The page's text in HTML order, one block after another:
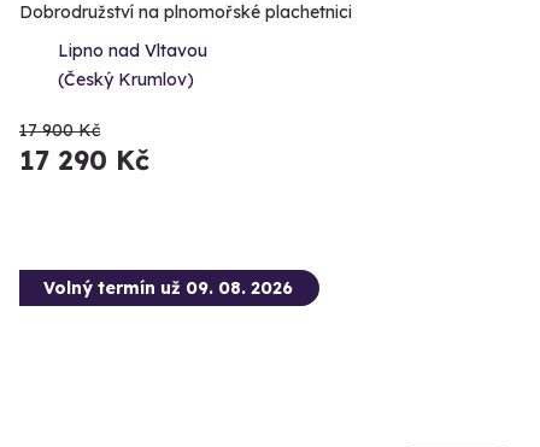
Dobrodružství na plnomořské plachetnici
Lipno nad Vltavou
(Český Krumlov)
17 900 Kč
17 290 Kč
Volný termín už 09. 08. 2026